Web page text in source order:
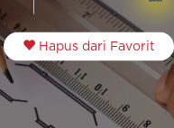
Hapus dari Favorit